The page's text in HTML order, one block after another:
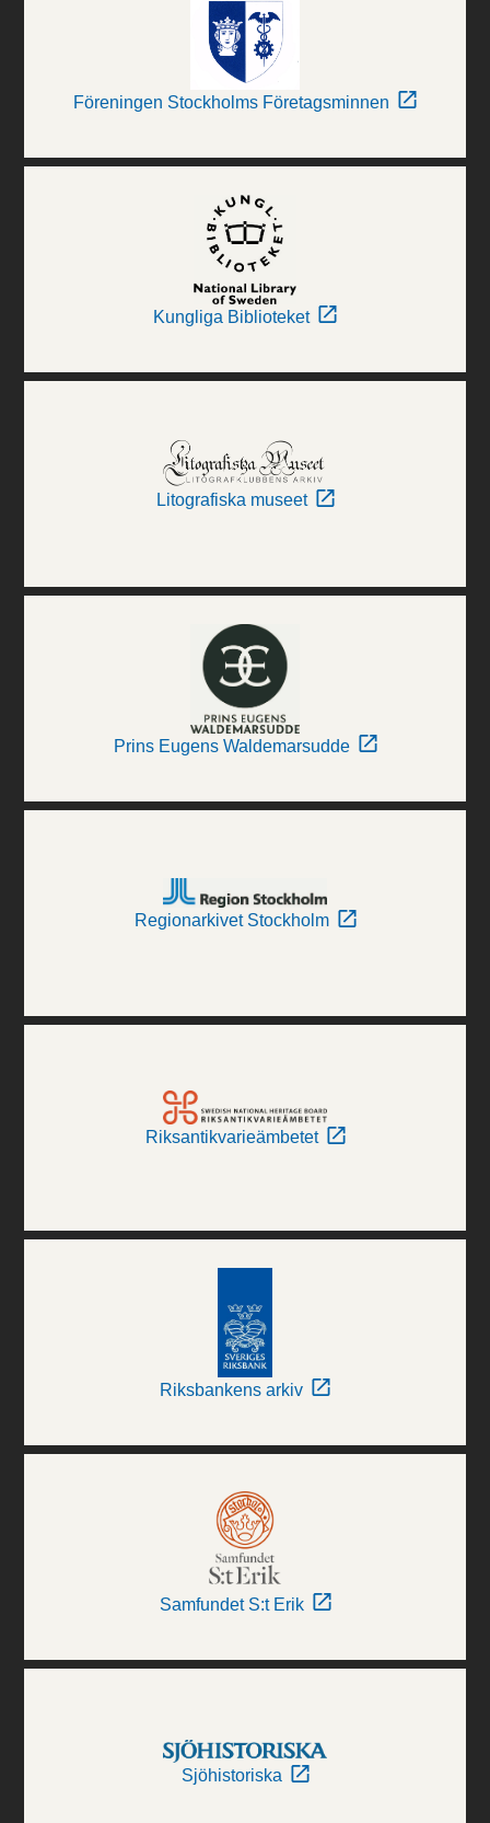
Föreningen Stockholms Företagsminnen
Kungliga Biblioteket
Litografiska museet
Prins Eugens Waldemarsudde
Regionarkivet Stockholm
Riksantikvarieämbetet
Riksbankens arkiv
Samfundet S:t Erik
Sjöhistoriska